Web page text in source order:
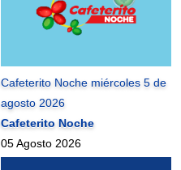
Cafeterito Noche miércoles 5 de
agosto 2026
Cafeterito Noche
05 Agosto 2026